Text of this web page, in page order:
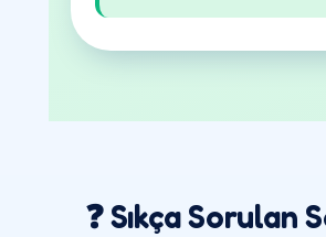
❓ Sıkça Sorulan